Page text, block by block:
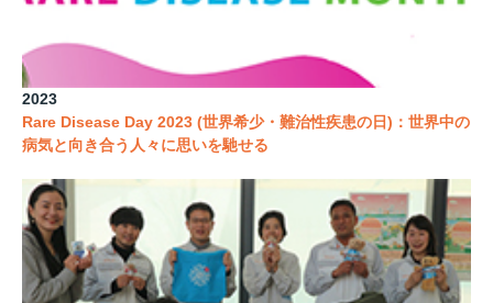
2023
Rare Disease Day 2023 (世界希少・難治性疾患の日)：世界中の
病気と向き合う人々に思いを馳せる